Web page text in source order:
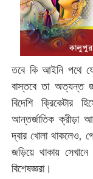
তবে কি আইনি পথে
বাস্তবে তা অত্যন্ত
বিদেশি ক্রিকেটার
আন্তর্জাতিক ক্রীড়া
দ্বার খোলা থাকলেও,
জড়িয়ে থাকায়
বিশেষজ্ঞরা।